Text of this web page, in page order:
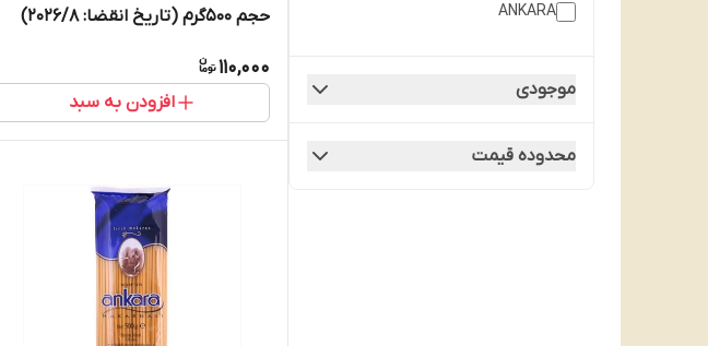
ANKARA
موجودی
محدوده قیمت
حجم 500گرم (تاریخ انقضا: ۲۰۲۶/۸)
110,000
افزودن به سبد